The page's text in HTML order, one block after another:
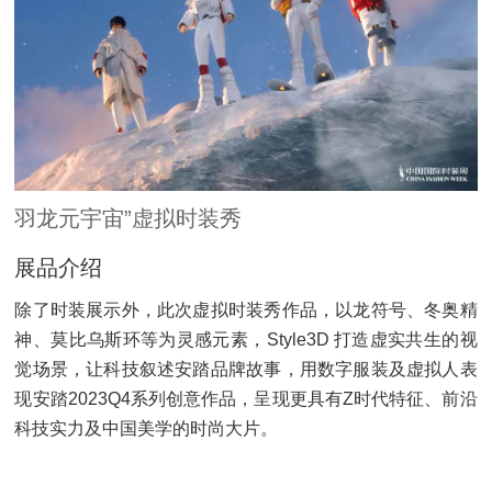
羽龙元宇宙”虚拟时装秀
展品介绍
除了时装展示外，此次虚拟时装秀作品，以龙符号、冬奥精
神、莫比乌斯环等为灵感元素，Style3D 打造虚实共生的视
觉场景，让科技叙述安踏品牌故事，用数字服装及虚拟人表
现安踏2023Q4系列创意作品，呈现更具有Z时代特征、前沿
科技实力及中国美学的时尚大片。